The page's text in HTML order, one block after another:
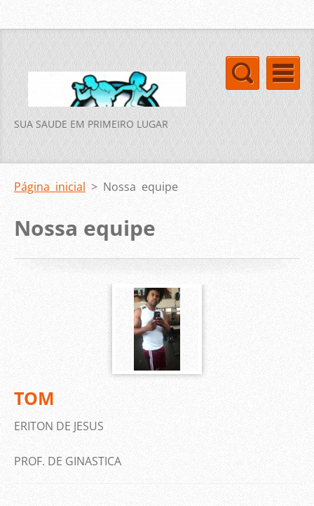
SUA SAUDE EM PRIMEIRO LUGAR
Página inicial > Nossa equipe
Nossa equipe
TOM
ERITON DE JESUS
PROF. DE GINASTICA